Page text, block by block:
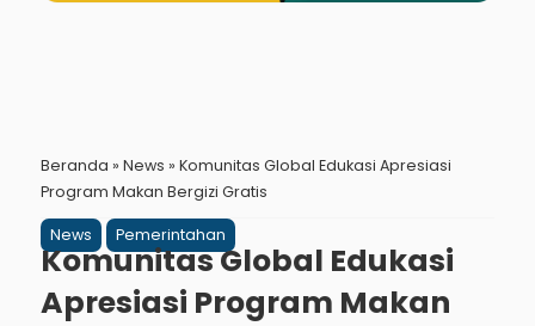
Beranda » News » Komunitas Global Edukasi Apresiasi
Program Makan Bergizi Gratis
News Pemerintahan
Komunitas Global Edukasi
Apresiasi Program Makan